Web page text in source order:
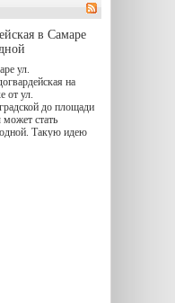
и умного
в Самаре
ул.
на
от ул.
до площади
стать
Такую идею